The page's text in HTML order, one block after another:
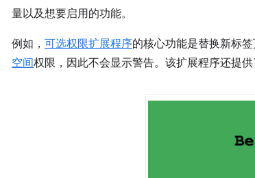
量以及想要启用的功能。
例如， 可选权限扩展程序的核心功能是替换新标
空间权限，因此不会显示警告。该扩展程序还提